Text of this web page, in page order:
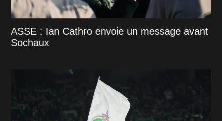
ASSE : Ian Cathro envoie un message avant
Sochaux